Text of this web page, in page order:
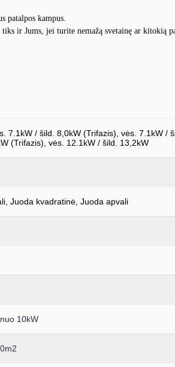
patalpos kampus.
ir Jums, jei turite nemažą svetainę ar kitokią
7.1kW / šild. 8,0kW (Trifazis), vės. 7.1kW /
(Trifazis), vės. 12.1kW / šild. 13,2kW
Juoda kvadratinė, Juoda apvali
10kW